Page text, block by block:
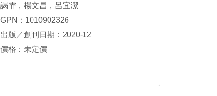
謁霏，楊文昌，呂宜潔
GPN：1010902326
出版／創刊日期：2020-12
價格：未定價